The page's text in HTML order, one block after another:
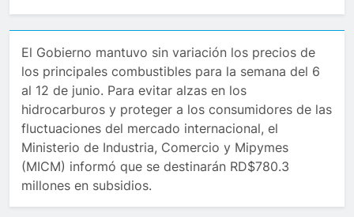
El Gobierno mantuvo sin variación los precios de
los principales combustibles para la semana del 6
al 12 de junio. Para evitar alzas en los
hidrocarburos y proteger a los consumidores de las
fluctuaciones del mercado internacional, el
Ministerio de Industria, Comercio y Mipymes
(MICM) informó que se destinarán RD$780.3
millones en subsidios.